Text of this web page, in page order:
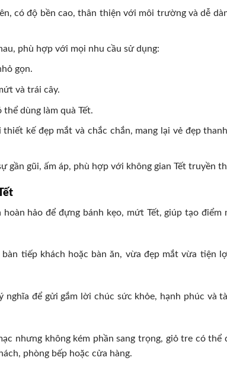
có độ bền cao, thân thiện với môi trường và dễ
phù hợp với mọi nhu cầu sử dụng:
gọn.
và trái cây.
dùng làm quà Tết.
kế đẹp mắt và chắc chắn, mang lại vẻ đẹp
gần gũi, ấm áp, phù hợp với không gian Tết truyền
hảo để đựng bánh kẹo, mứt Tết, giúp tạo điểm
tiếp khách hoặc bàn ăn, vừa đẹp mắt vừa tiện
nghĩa để gửi gắm lời chúc sức khỏe, hạnh phúc và
nhưng không kém phần sang trọng, giỏ tre có thể
phòng bếp hoặc cửa hàng.